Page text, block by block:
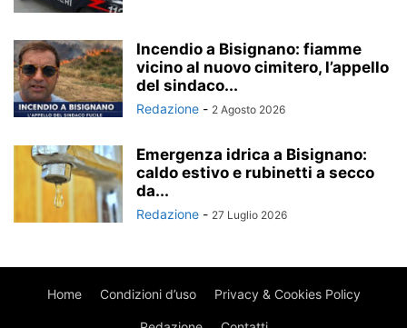
Incendio a Bisignano: fiamme
vicino al nuovo cimitero, l’appello
del sindaco...
Redazione - 2 Agosto 2026
Emergenza idrica a Bisignano:
caldo estivo e rubinetti a secco
da...
Redazione - 27 Luglio 2026
Home Condizioni d’uso Privacy & Cookies Policy